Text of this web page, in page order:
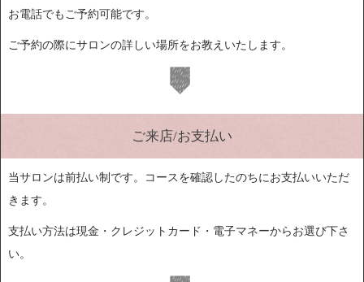
お電話でもご予約可能です。
ご予約の際にサロンの詳しい場所をお教えいたします。
ご来店/お支払い
当サロンは前払い制です。コースを確認したのちにお支払いいただ
きます。
支払い方法は現金・クレジットカード・電子マネーからお選び下さ
い。